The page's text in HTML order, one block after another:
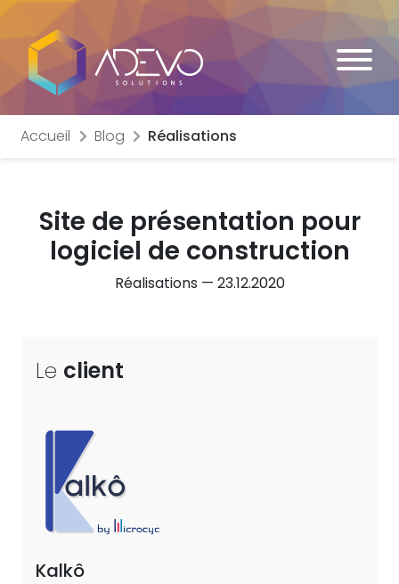
Accueil Blog Réalisations
Site de présentation pour
logiciel de construction
Réalisations — 23.12.2020
Le client
Kalkô